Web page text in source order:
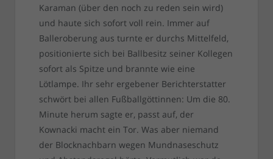
Karaman (über den noch zu reden sein wird)
und haute sich sofort voll rein. Immer auf
Balleroberung aus turnte er durchs Mittelfeld,
positionierte sich bei Ballbesitz seiner Kollegen
sofort als Spitze und brannte wie eine
Lötlampe. Ihr sehr ergebener Berichterstatter
schwört bei allen Fußballgöttinnen: Um die 80.
Minute herum sagte er, passt auf, der
Kownacki macht ein Tor. Was aber niemand
der Blocknachbarn wegen Mundnaseschutz